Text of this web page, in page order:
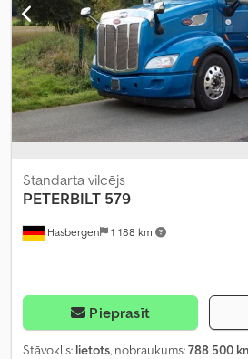
Hasbergen 1 188 km
Standarta vilcējs
PETERBILT 579
Pieprasīt
Stāvoklis: lietots, nobraukums:788 500